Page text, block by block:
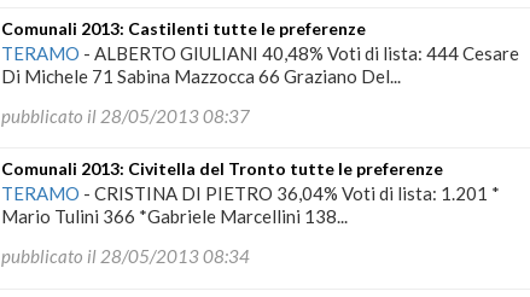
Comunali 2013: Castilenti tutte le preferenze
TERAMO - ALBERTO GIULIANI 40,48% Voti di lista: 444 Cesare
Di Michele 71 Sabina Mazzocca 66 Graziano Del...
pubblicato il 28/05/2013 08:37
Comunali 2013: Civitella del Tronto tutte le preferenze
TERAMO - CRISTINA DI PIETRO 36,04% Voti di lista: 1.201 *
Mario Tulini 366 *Gabriele Marcellini 138...
pubblicato il 28/05/2013 08:34